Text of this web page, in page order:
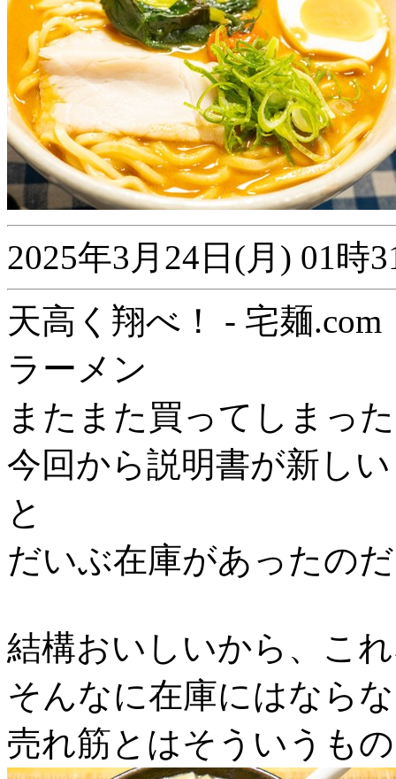
2025年3月24日(月) 01時
天高く翔べ！ - 宅麺.com
ラーメン
またまた買ってしまっ
今回から説明書が新し
と
だいぶ在庫があったの
結構おいしいから、こ
そんなに在庫にはなら
売れ筋とはそういうも